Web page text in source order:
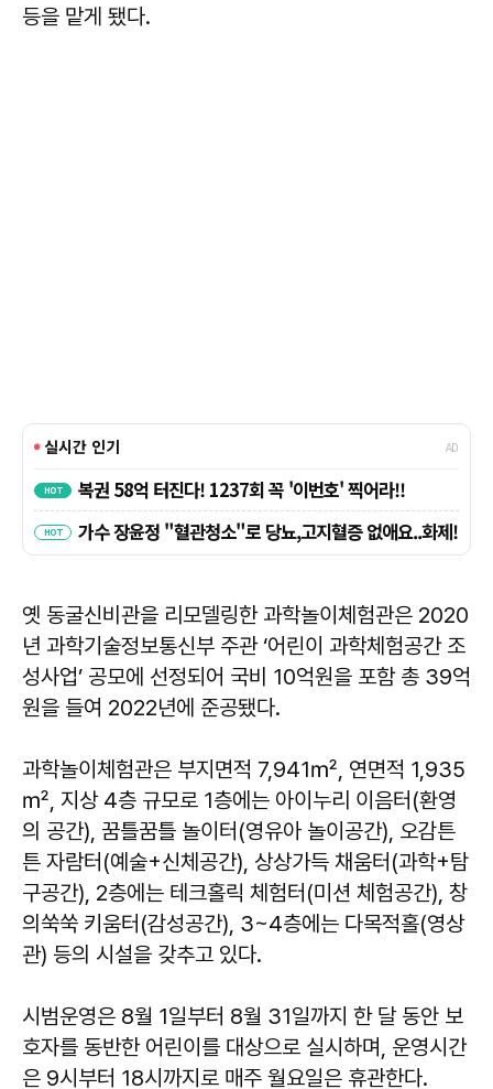
등을 맡게 됐다.
옛 동굴신비관을 리모델링한 과학놀이체험관은 2020
년 과학기술정보통신부 주관 ‘어린이 과학체험공간 조
성사업’ 공모에 선정되어 국비 10억원을 포함 총 39억
원을 들여 2022년에 준공됐다.
과학놀이체험관은 부지면적 7,941㎡, 연면적 1,935
㎡, 지상 4층 규모로 1층에는 아이누리 이음터(환영
의 공간), 꿈틀꿈틀 놀이터(영유아 놀이공간), 오감튼
튼 자람터(예술+신체공간), 상상가득 채움터(과학+탐
구공간), 2층에는 테크홀릭 체험터(미션 체험공간), 창
의쑥쑥 키움터(감성공간), 3~4층에는 다목적홀(영상
관) 등의 시설을 갖추고 있다.
시범운영은 8월 1일부터 8월 31일까지 한 달 동안 보
호자를 동반한 어린이를 대상으로 실시하며, 운영시간
은 9시부터 18시까지로 매주 월요일은 휴관한다.